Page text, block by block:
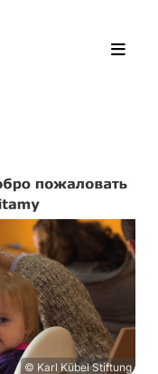
© Karl Kübel Stiftung